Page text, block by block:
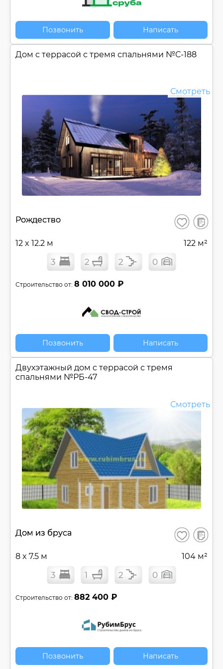
Позвонить Написать
Дом c террасой с тремя спальнями №С-188
Смотреть
Рождество Сохранить
В
12 x 12.2 м 122 м²
3 2 2 0
Строительство от: 8 010 000 ₽
Позвонить Написать
Двухэтажный дом c террасой с тремя
спальнями №РБ-47
Смотреть
Дом из бруса Сохранить
В
8 x 7.5 м 104 м²
3 1 2 0
Строительство от: 882 400 ₽
Позвонить Написать